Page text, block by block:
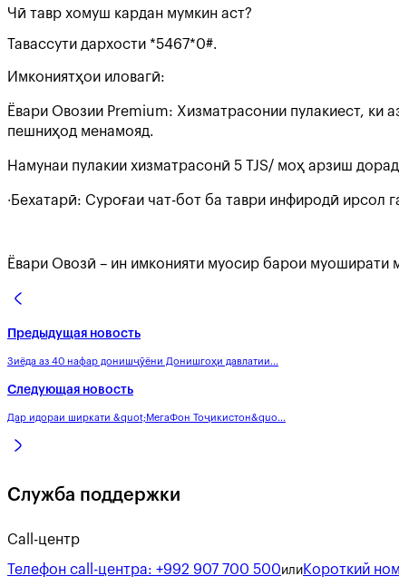
Чӣ тавр хомуш кардан мумкин аст?
Тавассути дархости *5467*0#.
Имкониятҳои иловагӣ:
Ёвари Овозии Premium: Хизматрасонии пулакиест, ки
пешниҳод менамояд.
Намунаи пулакии хизматрасонӣ 5 TJS/ моҳ арзиш
∙Бехатарӣ: Суроғаи чат-бот ба таври инфиродӣ ирсол
Ёвари Овозӣ – ин имконияти муосир барои муоширати
Предыдущая новость
Зиёда аз 40 нафар донишҷӯёни Донишгоҳи давлатии...
Следующая новость
Дар идораи ширкати &quot;МегаФон Тоҷикистон&quo...
Служба поддержки
Call-центр
Телефон call-центра: +992 907 700 500или Короткий